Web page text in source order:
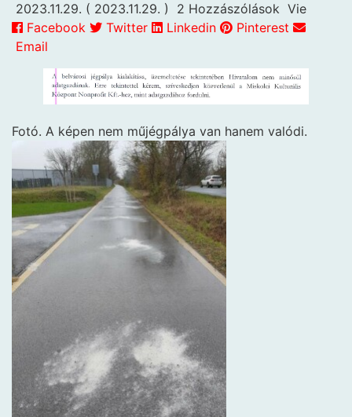
2023.11.29. ( 2023.11.29. ) 2 Hozzászólások Vie
Facebook
Twitter Linkedin
Pinterest
Email
Fotó. A képen nem műjégpálya van hanem valódi.